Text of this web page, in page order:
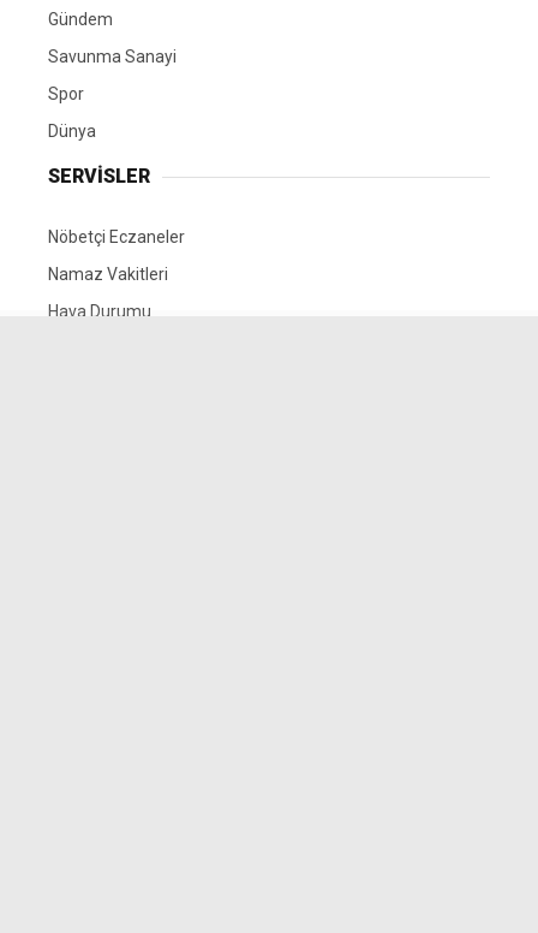
Gündem
Savunma Sanayi
Spor
Dünya
SERVİSLER
Nöbetçi Eczaneler
Namaz Vakitleri
Hava Durumu